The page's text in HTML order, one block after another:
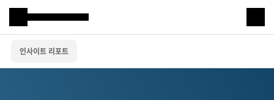
Samsung SDS
인사이트 리포트
IT서비스